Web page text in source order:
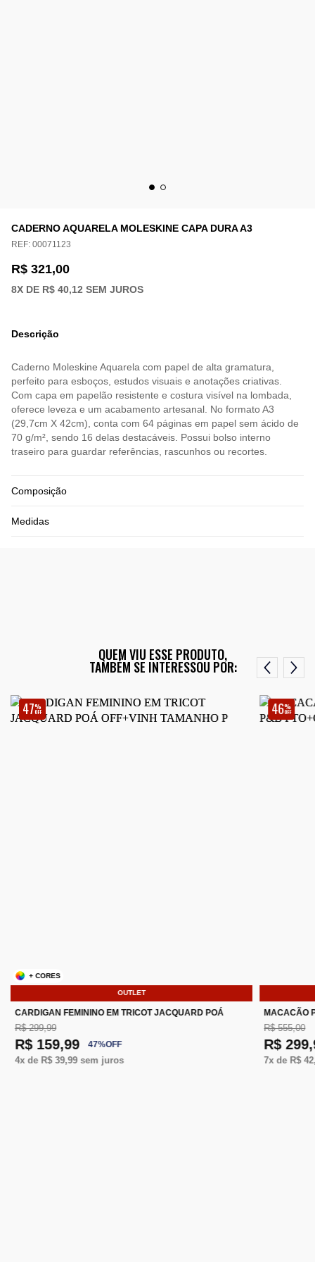
CADERNO AQUARELA MOLESKINE CAPA DURA A3
REF: 00071123
R$ 321,00
8X DE R$ 40,12 SEM JUROS
Descrição
Caderno Moleskine Aquarela com papel de alta gramatura,
perfeito para esboços, estudos visuais e anotações criativas.
Com capa em papelão resistente e costura visível na lombada,
oferece leveza e um acabamento artesanal. No formato A3
(29,7cm X 42cm), conta com 64 páginas em papel sem ácido de
70 g/m², sendo 16 delas destacáveis. Possui bolso interno
traseiro para guardar referências, rascunhos ou recortes.
Composição
Medidas
QUEM VIU ESSE PRODUTO,
TAMBÉM SE INTERESSOU POR:
47%
OFF
OUTLET
+ CORES
CARDIGAN FEMININO EM TRICOT JACQUARD POÁ
R$ 299,99
R$ 159,99 47%OFF
4x de R$ 39,99sem juros
46%
OFF
MACACÃO
R$ 555,00
R$
7x de R$